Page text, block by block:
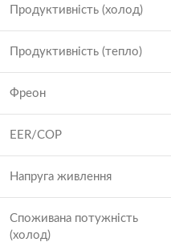
Продуктивність (холод)
Продуктивність (тепло)
Фреон
EER/COP
Напруга живлення
Споживана потужність
(холод)